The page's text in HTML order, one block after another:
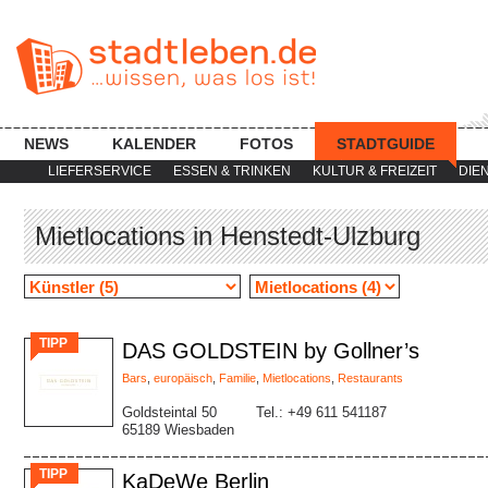
LIEFERSERVICE ESSEN & TRINKEN KULTUR & FREIZEIT
NEWS KALENDER FOTOS STADTGUIDE
Mietlocations in Henstedt-Ulzburg
TIPP DAS GOLDSTEIN by Gollner’s
Bars europäisch Familie Mietlocations Restaurants
Goldsteintal 50
65189 Wiesbaden
Tel.: +49 611 541187
TIPP KaDeWe Berlin